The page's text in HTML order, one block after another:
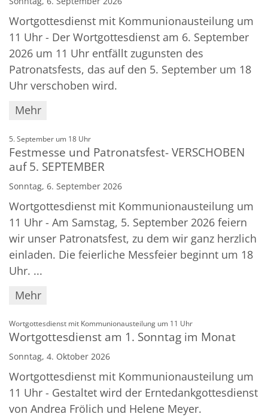
Wortgottesdienst mit Kommunionausteilung um
11 Uhr - Der Wortgottesdienst am 6. September
2026 um 11 Uhr entfällt zugunsten des
Patronatsfests, das auf den 5. September um 18
Uhr verschoben wird.
Mehr
5. September um 18 Uhr:
Festmesse und Patronatsfest- VERSCHOBEN
auf 5. SEPTEMBER
Sonntag, 6. September 2026
Wortgottesdienst mit Kommunionausteilung um
11 Uhr - Am Samstag, 5. September 2026 feiern
wir unser Patronatsfest, zu dem wir ganz herzlich
einladen. Die feierliche Messfeier beginnt um 18
Uhr. ...
Mehr
Wortgottesdienst mit Kommunionausteilung um 11 Uhr:
Wortgottesdienst am 1. Sonntag im Monat
Sonntag, 4. Oktober 2026
Wortgottesdienst mit Kommunionausteilung um
11 Uhr - Gestaltet wird der Erntedankgottesdienst
von Andrea Frölich und Helene Meyer.